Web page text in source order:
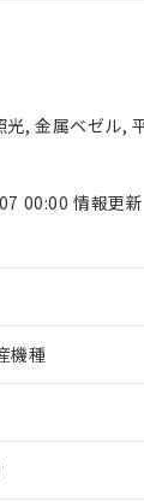
, 金属ベゼル,
00:00 情報更新
機種